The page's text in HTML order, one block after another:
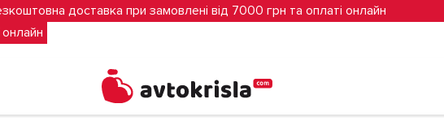
доставка при замовлені від 7000 грн та оплаті онлайн
CONFORT, 280 мл (Glow Blue)